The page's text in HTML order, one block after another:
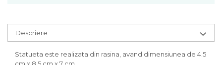
Descriere
Statueta este realizata din rasina, avand dimensiunea de 4.5